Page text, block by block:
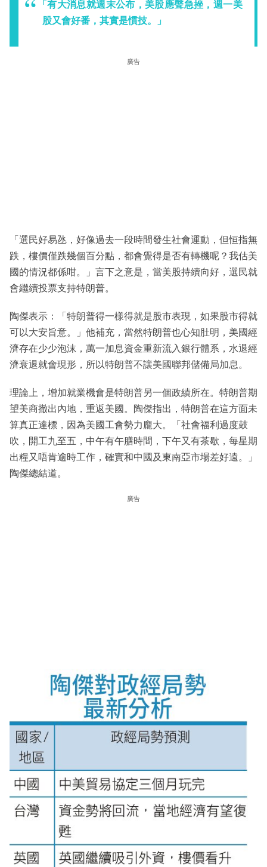
「有大消息就週末公布，美股應聲急挫，週一美
股又會好番，其實是慣技。」
廣告
「選民好易氹，好像過去一段時間發生社會運動，但恒指無
跌，樓價僅跌幾個百分點，都會覺得是否有轉機呢？我估美
國的情況都係咁。」言下之意是，當美股持續向好，選民就
會繼續投票支持特朗普。
陶傑表示：「特朗普得一樣得就是股市表現，如果股市得就
可以大安旨意。」他補充，當然特朗普也心知肚明，美國經
濟存在少少泡沫，萬一加息資金重新流入銀行體系，水退經
濟衰退就會現形，所以特朗普不讓美國聯邦儲備局加息。
理論上，增加就業機會是特朗普另一個政績所在。特朗普期
望美商撤出內地，重返美國。陶傑指出，特朗普在這方面未
算真正達標，因為美國工會勢力龐大。「社會福利過度鼓
吹，開工九至五，中午有午膳時間，下午又有茶歇，每星期
出糧又唔肯逾時工作，確實和中國及東南亞市場差好遠。」
陶傑總結道。
廣告